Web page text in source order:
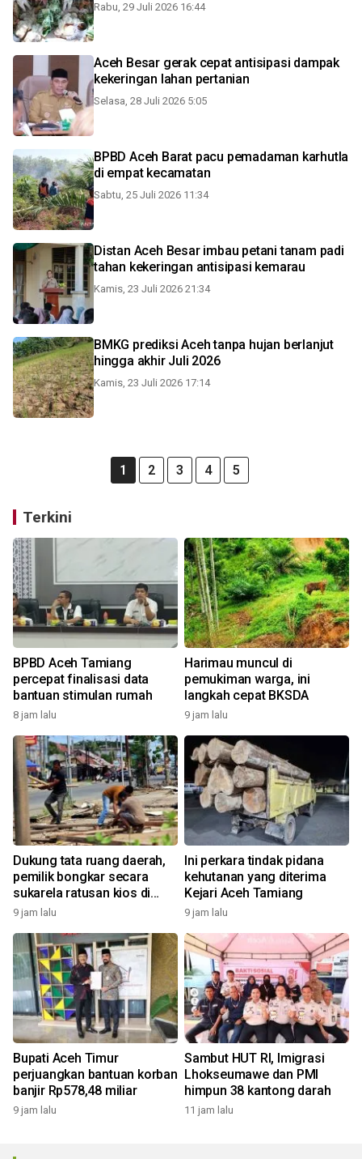
Rabu, 29 Juli 2026 16:44
Aceh Besar gerak cepat antisipasi dampak
kekeringan lahan pertanian
Selasa, 28 Juli 2026 5:05
BPBD Aceh Barat pacu pemadaman karhutla
di empat kecamatan
Sabtu, 25 Juli 2026 11:34
Distan Aceh Besar imbau petani tanam padi
tahan kekeringan antisipasi kemarau
Kamis, 23 Juli 2026 21:34
BMKG prediksi Aceh tanpa hujan berlanjut
hingga akhir Juli 2026
Kamis, 23 Juli 2026 17:14
1 2 3 4 5
Terkini
BPBD Aceh Tamiang
percepat finalisasi data
bantuan stimulan rumah
8 jam lalu
Harimau muncul di
pemukiman warga, ini
langkah cepat BKSDA
9 jam lalu
Dukung tata ruang daerah,
pemilik bongkar secara
sukarela ratusan kios di
Kota Mini Pidie
9 jam lalu
Ini perkara tindak pidana
kehutanan yang diterima
Kejari Aceh Tamiang
9 jam lalu
Bupati Aceh Timur
perjuangkan bantuan korban
banjir Rp578,48 miliar
9 jam lalu
Sambut HUT RI, Imigrasi
Lhokseumawe dan PMI
himpun 38 kantong darah
11 jam lalu